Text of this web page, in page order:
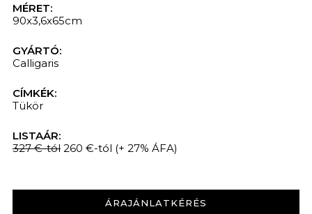
MÉRET:
90x3,6x65cm
GYÁRTÓ:
Calligaris
CÍMKÉK:
Tükör
LISTAÁR:
327 €-tól 260 €-tól (+ 27% ÁFA)
ÁRAJÁNLATKÉRÉS